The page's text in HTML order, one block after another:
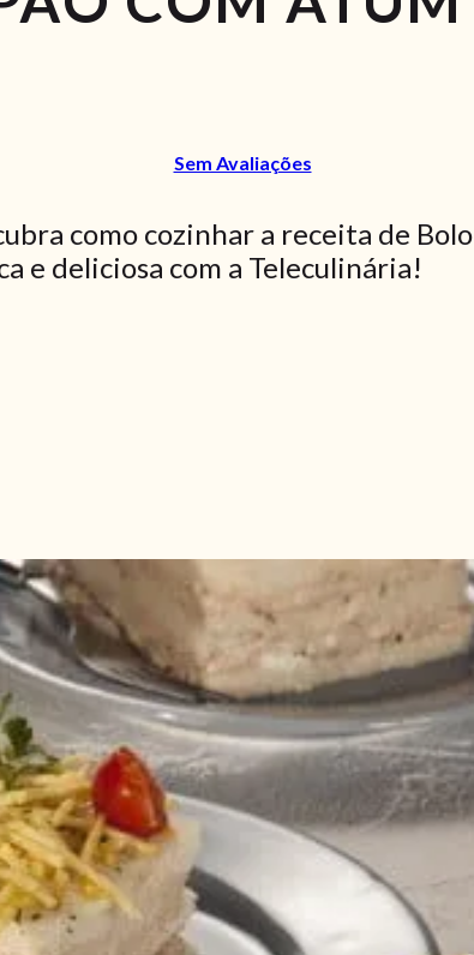
Sem Avaliações
como cozinhar a receita de Bolo
e deliciosa com a Teleculinária!